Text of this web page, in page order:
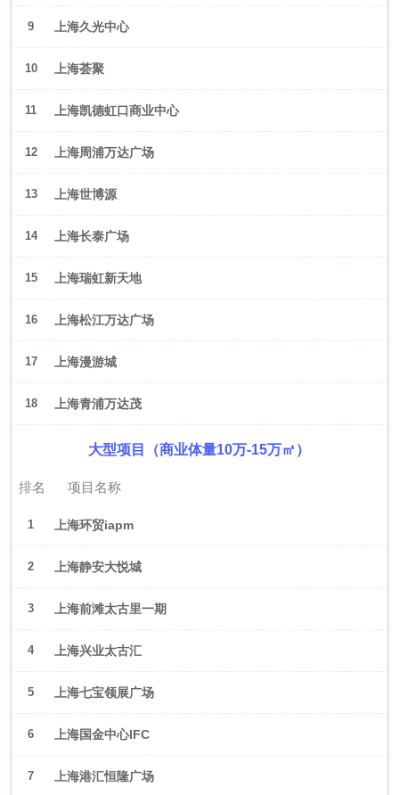
9 上海久光中心
10 上海荟聚
11 上海凯德虹口商业中心
12 上海周浦万达广场
13 上海世博源
14 上海长泰广场
15 上海瑞虹新天地
16 上海松江万达广场
17 上海漫游城
18 上海青浦万达茂
大型项目（商业体量10万-15万㎡）
排名 项目名称
1 上海环贸iapm
2 上海静安大悦城
3 上海前滩太古里一期
4 上海兴业太古汇
5 上海七宝领展广场
6 上海国金中心IFC
7 上海港汇恒隆广场